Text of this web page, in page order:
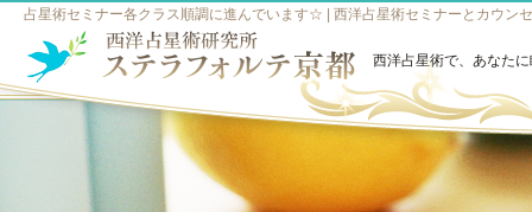
占星術セミナー各クラス順調に進んでいます☆ | 西洋占星術セミナーとカウン
西洋占星術で、あなた